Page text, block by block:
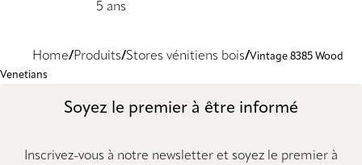
5 ans
Home Produits Stores vénitiens bois
Vintage 8385 Wood
Venetians
Soyez le premier à être informé
Inscrivez-vous à notre newsletter et soyez le premier à